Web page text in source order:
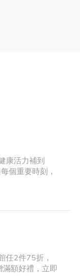
康活力補到
個重要時刻，
任2件75折，
額好禮，立即